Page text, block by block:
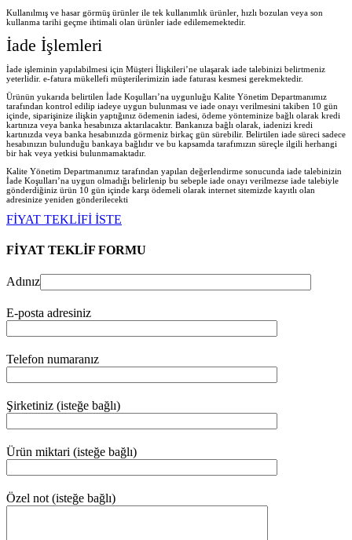
Kullanılmış ve hasar görmüş ürünler ile tek kullanımlık ürünler, hızlı bozulan veya son
kullanma tarihi geçme ihtimali olan ürünler iade edilememektedir.
İade İşlemleri
İade işleminin yapılabilmesi için Müşteri İlişkileri’ne ulaşarak iade talebinizi belirtmeniz
yeterlidir. e-fatura mükellefi müşterilerimizin iade faturası kesmesi gerekmektedir.
Ürünün yukarıda belirtilen İade Koşulları’na uygunluğu Kalite Yönetim Departmanımız
tarafından kontrol edilip iadeye uygun bulunması ve iade onayı verilmesini takiben 10 gün
içinde, siparişinize ilişkin yaptığınız ödemenin iadesi, ödeme yönteminize bağlı olarak kredi
kartınıza veya banka hesabınıza aktarılacaktır. Bankanıza bağlı olarak, iadenizi kredi
kartınızda veya banka hesabınızda görmeniz birkaç gün sürebilir. Belirtilen iade süreci sadece
hesabınızın bulunduğu bankaya bağlıdır ve bu kapsamda tarafımızın süreçle ilgili herhangi
bir hak veya yetkisi bulunmamaktadır.
Kalite Yönetim Departmanımız tarafından yapılan değerlendirme sonucunda iade talebinizin
İade Koşulları’na uygun olmadığı belirlenip bu sebeple iade onayı verilmezse iade talebiyle
gönderdiğiniz ürün 10 gün içinde karşı ödemeli olarak internet sitemizde kayıtlı olan
adresinize yeniden gönderilecekti
FİYAT TEKLİFİ İSTE
FİYAT TEKLİF FORMU
Adınız
E-posta adresiniz
Telefon numaranız
Şirketiniz (isteğe bağlı)
Ürün miktari (isteğe bağlı)
Özel not (isteğe bağlı)